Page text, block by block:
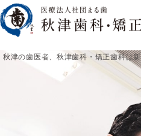
秋津の歯医者、秋津歯科・矯正歯科は